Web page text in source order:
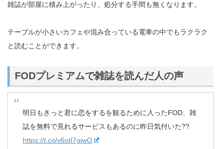
雑誌が部屋に積み上がったり、処分する手間も無くなります。
テーブルが小さいカフェや混み合っている電車の中でもラクラク
と読むことができます。
FODプレミアムで雑誌を読んだ人の声
明日もきっと君に恋をするを観るために入ったFOD、雑
誌を無料で見れるサービスもあるのに昨日気付いた??
https://t.co/v6otI7gjwO